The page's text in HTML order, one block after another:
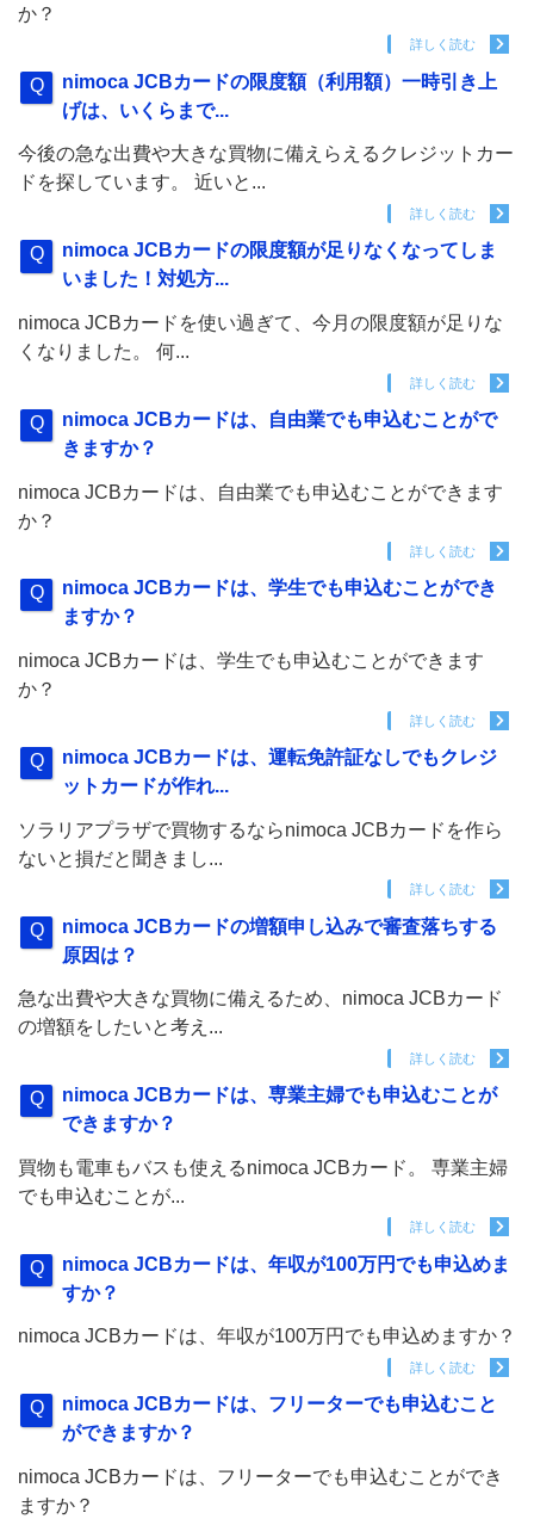
か？
詳しく読む
nimoca JCBカードの限度額（利用額）一時引き上
げは、いくらまで...
今後の急な出費や大きな買物に備えらえるクレジットカー
ドを探しています。 近いと...
詳しく読む
nimoca JCBカードの限度額が足りなくなってしま
いました！対処方...
nimoca JCBカードを使い過ぎて、今月の限度額が足りな
くなりました。 何...
詳しく読む
nimoca JCBカードは、自由業でも申込むことがで
きますか？
nimoca JCBカードは、自由業でも申込むことができます
か？
詳しく読む
nimoca JCBカードは、学生でも申込むことができ
ますか？
nimoca JCBカードは、学生でも申込むことができます
か？
詳しく読む
nimoca JCBカードは、運転免許証なしでもクレジ
ットカードが作れ...
ソラリアプラザで買物するならnimoca JCBカードを作ら
ないと損だと聞きまし...
詳しく読む
nimoca JCBカードの増額申し込みで審査落ちする
原因は？
急な出費や大きな買物に備えるため、nimoca JCBカード
の増額をしたいと考え...
詳しく読む
nimoca JCBカードは、専業主婦でも申込むことが
できますか？
買物も電車もバスも使えるnimoca JCBカード。 専業主婦
でも申込むことが...
詳しく読む
nimoca JCBカードは、年収が100万円でも申込めま
すか？
nimoca JCBカードは、年収が100万円でも申込めますか？
詳しく読む
nimoca JCBカードは、フリーターでも申込むこと
ができますか？
nimoca JCBカードは、フリーターでも申込むことができ
ますか？